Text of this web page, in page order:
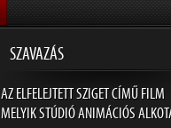
SZAVAZÁS
AZ ELFELEJTETT SZIGET CÍMŰ FILM
MELYIK STÚDIÓ ANIMÁCIÓS